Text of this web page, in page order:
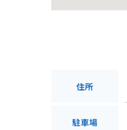
住所
駐車場